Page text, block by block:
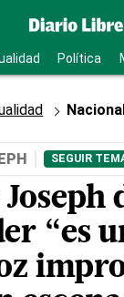
Política
SEGUIR
“es